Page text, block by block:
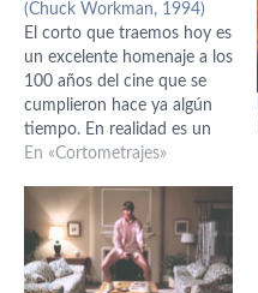
(Chuck Workman, 1994)
El corto que traemos hoy es
un excelente homenaje a los
100 años del cine que se
cumplieron hace ya algún
tiempo. En realidad es un
nuevo montaje del que
en 1986, que se titulaba
"Precious Images" y que en
sus 8 minutos de…
En «Cortometrajes»